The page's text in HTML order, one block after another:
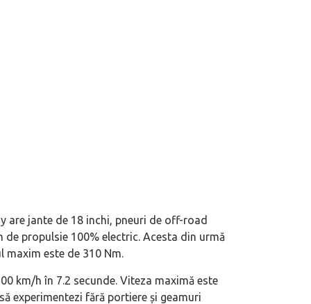
are jante de 18 inchi, pneuri de off-road
propulsie 100% electric. Acesta din urmă
maxim este de 310 Nm.
km/h în 7.2 secunde. Viteza maximă este
experimentezi fără portiere și geamuri